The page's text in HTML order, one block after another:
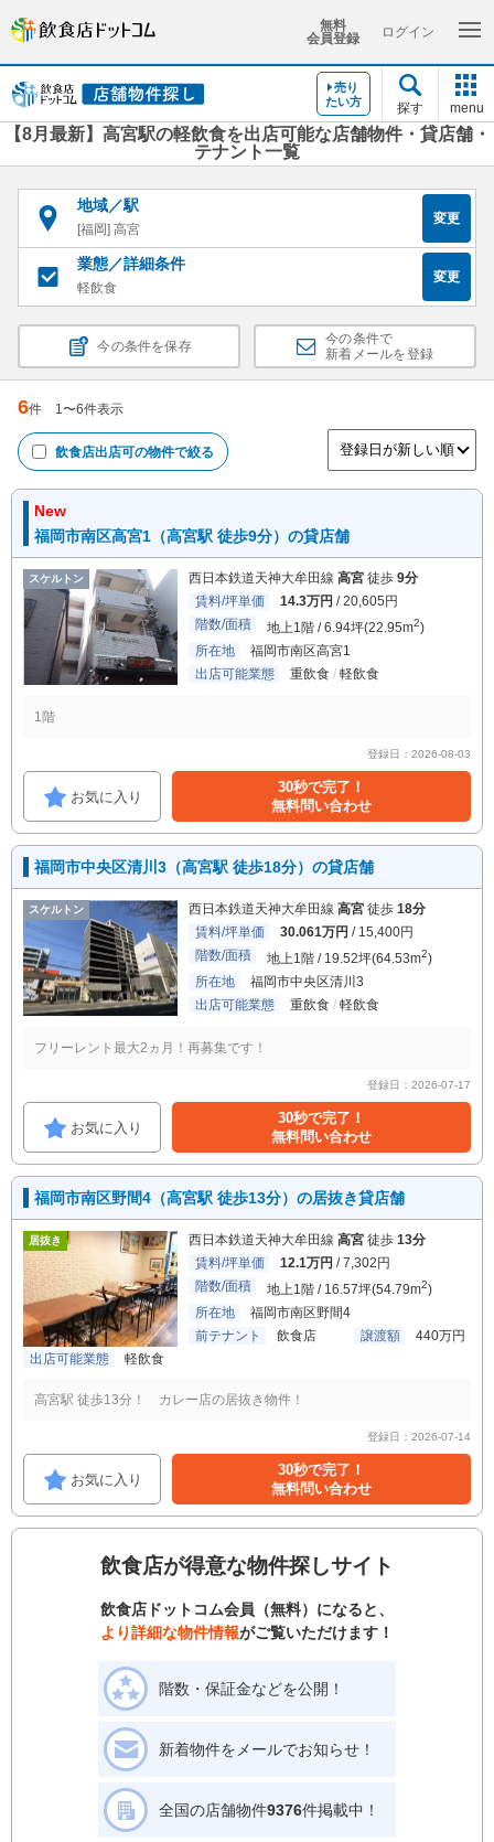
無料
会員登録
ログイン
売り
たい方
探す menu
【8月最新】高宮駅の軽飲食を出店可能な店舗物件・貸店舗・
テナント一覧
地域／駅
[福岡] 高宮
変更
業態／詳細条件
軽飲食
変更
今の条件を保存
今の条件で
新着メールを登録
6件 1〜6件表示
飲食店出店可の物件で絞る
New
福岡市南区高宮1（高宮駅 徒歩9分）の貸店舗
スケルトン 西日本鉄道天神大牟田線 高宮 徒歩 9分
賃料/坪単価
14.3万円 / 20,605円
階数/面積
地上1階 / 6.94坪(22.95m2)
所在地
福岡市南区高宮1
出店可能業態
重飲食 軽飲食
1階
登録日：2026-08-03
お気に入り
30秒で完了！
無料問い合わせ
福岡市中央区清川3（高宮駅 徒歩18分）の貸店舗
スケルトン 西日本鉄道天神大牟田線 高宮 徒歩 18分
賃料/坪単価
30.061万円 / 15,400円
階数/面積
地上1階 / 19.52坪(64.53m2)
所在地
福岡市中央区清川3
出店可能業態
重飲食 軽飲食
フリーレント最大2ヵ月！再募集です！
登録日：2026-07-17
お気に入り
30秒で完了！
無料問い合わせ
福岡市南区野間4（高宮駅 徒歩13分）の居抜き貸店舗
居抜き 西日本鉄道天神大牟田線 高宮 徒歩 13分
賃料/坪単価
12.1万円 / 7,302円
階数/面積
地上1階 / 16.57坪(54.79m2)
所在地
福岡市南区野間4
前テナント
飲食店 譲渡額
440万円
出店可能業態
軽飲食
高宮駅 徒歩13分！ カレー店の居抜き物件！
登録日：2026-07-14
お気に入り
30秒で完了！
無料問い合わせ
飲食店が得意な物件探しサイト
飲食店ドットコム会員（無料）になると、
より詳細な物件情報がご覧いただけます！
階数・保証金などを公開！
新着物件をメールでお知らせ！
全国の店舗物件9376件掲載中！